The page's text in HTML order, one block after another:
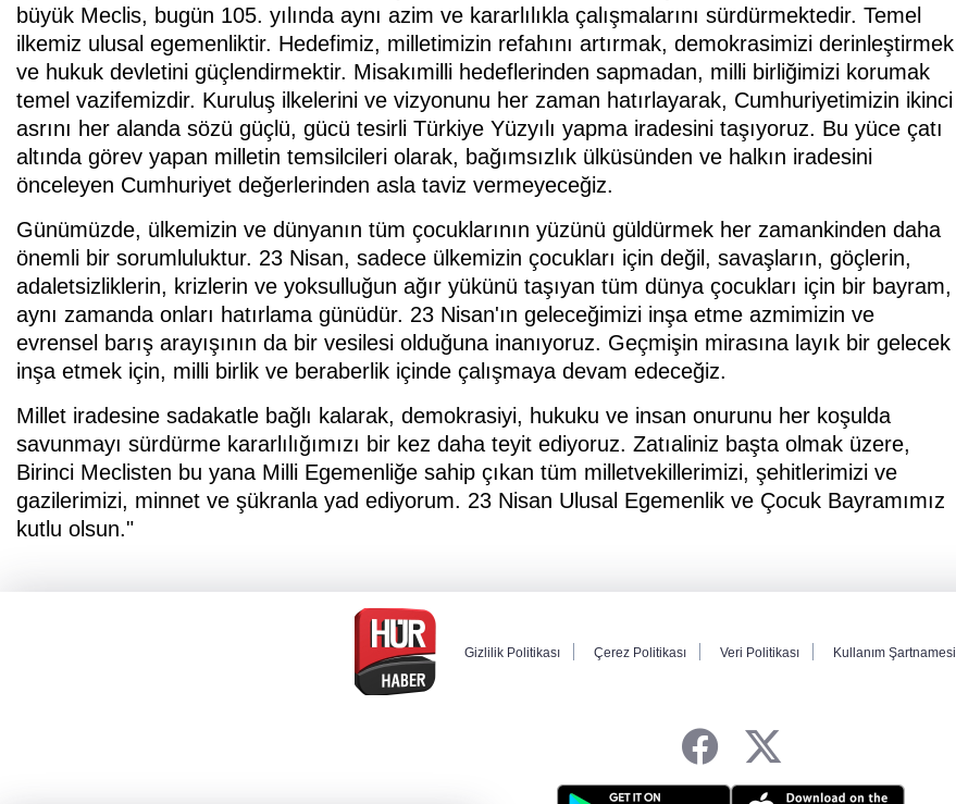
büyük Meclis, bugün 105. yılında aynı azim ve kararlılıkla çalışmalarını sürdürmektedir. Temel
ilkemiz ulusal egemenliktir. Hedefimiz, milletimizin refahını artırmak, demokrasimizi derinleştirmek
ve hukuk devletini güçlendirmektir. Misakımilli hedeflerinden sapmadan, milli birliğimizi korumak
temel vazifemizdir. Kuruluş ilkelerini ve vizyonunu her zaman hatırlayarak, Cumhuriyetimizin ikinci
asrını her alanda sözü güçlü, gücü tesirli Türkiye Yüzyılı yapma iradesini taşıyoruz. Bu yüce çatı
altında görev yapan milletin temsilcileri olarak, bağımsızlık ülküsünden ve halkın iradesini
önceleyen Cumhuriyet değerlerinden asla taviz vermeyeceğiz.
Günümüzde, ülkemizin ve dünyanın tüm çocuklarının yüzünü güldürmek her zamankinden daha
önemli bir sorumluluktur. 23 Nisan, sadece ülkemizin çocukları için değil, savaşların, göçlerin,
adaletsizliklerin, krizlerin ve yoksulluğun ağır yükünü taşıyan tüm dünya çocukları için bir bayram,
aynı zamanda onları hatırlama günüdür. 23 Nisan'ın geleceğimizi inşa etme azmimizin ve
evrensel barış arayışının da bir vesilesi olduğuna inanıyoruz. Geçmişin mirasına layık bir gelecek
inşa etmek için, milli birlik ve beraberlik içinde çalışmaya devam edeceğiz.
Millet iradesine sadakatle bağlı kalarak, demokrasiyi, hukuku ve insan onurunu her koşulda
savunmayı sürdürme kararlılığımızı bir kez daha teyit ediyoruz. Zatıaliniz başta olmak üzere,
Birinci Meclisten bu yana Milli Egemenliğe sahip çıkan tüm milletvekillerimizi, şehitlerimizi ve
gazilerimizi, minnet ve şükranla yad ediyorum. 23 Nisan Ulusal Egemenlik ve Çocuk Bayramımız
kutlu olsun."
Gizlilik Politikası Çerez Politikası Veri Politikası Kullanım Şartnamesi